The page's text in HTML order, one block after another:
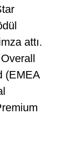
attı.
(EMEA